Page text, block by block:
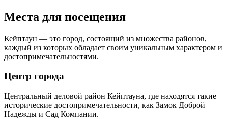
Места для посещения
Кейптаун — это город, состоящий из множества районов,
каждый из которых обладает своим уникальным характером и
достопримечательностями.
Центр города
Центральный деловой район Кейптауна, где находятся такие
исторические достопримечательности, как Замок Доброй
Надежды и Сад Компании.